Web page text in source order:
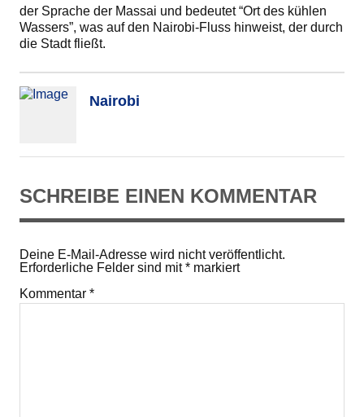
der Sprache der Massai und bedeutet “Ort des kühlen
Wassers”, was auf den Nairobi-Fluss hinweist, der durch
die Stadt fließt.
Nairobi
SCHREIBE EINEN KOMMENTAR
Deine E-Mail-Adresse wird nicht veröffentlicht.
Erforderliche Felder sind mit* markiert
Kommentar *